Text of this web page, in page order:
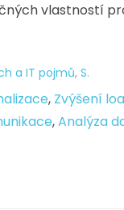
vlastností
a IT pojmů, S.
, Zvýšení
,Analýza